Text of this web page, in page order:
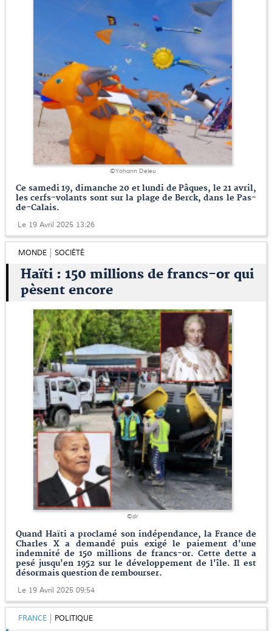
©Yohann Deleu
Ce samedi 19, dimanche 20 et lundi de Pâques, le 21 avril,
les cerfs-volants sont sur la plage de Berck, dans le Pas-
de-Calais.
Le 19 Avril 2025 13:26
MONDE SOCIÉTÉ
Haïti : 150 millions de francs-or qui
pèsent encore
©dr
Quand Haïti a proclamé son indépendance, la France de
Charles X a demandé puis exigé le paiement d'une
indemnité de 150 millions de francs-or. Cette dette a
pesé jusqu'en 1952 sur le développement de l'île. Il est
désormais question de rembourser.
Le 19 Avril 2025 09:54
FRANCE POLITIQUE